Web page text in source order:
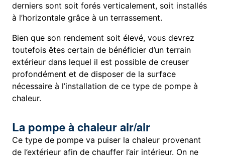
derniers sont soit forés verticalement, soit installés
à l’horizontale grâce à un terrassement.
Bien que son rendement soit élevé, vous devrez
toutefois êtes certain de bénéficier d’un terrain
extérieur dans lequel il est possible de creuser
profondément et de disposer de la surface
nécessaire à l’installation de ce type de pompe à
chaleur.
La pompe à chaleur air/air
Ce type de pompe va puiser la chaleur provenant
de l’extérieur afin de chauffer l’air intérieur. On ne